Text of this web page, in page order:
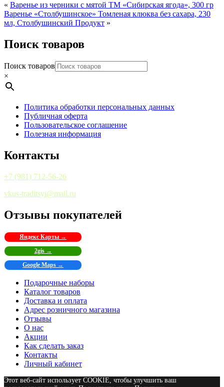
« Варенье из черники с мятой ТМ «Сибирская ягода», 300 гр
Варенье «Столбушинское» Томленая клюква без сахара, 230
мл, Столбушинский Продукт »
Поиск товаров
Поиск товаров
×
Политика обработки персональных данных
Публичная оферта
Пользовательское соглашение
Полезная информация
Контакты
+7 (981) 712-56-26
vkus-traditsyi@mail.ru
Отзывы покупателей
Яндекс Карты →
2gis →
Google Maps →
Подарочные наборы
Каталог товаров
Доставка и оплата
Адрес розничного магазина
Отзывы
О нас
Акции
Как сделать заказ
Контакты
Личный кабинет
Этот веб-сайт использует COOKIE, чтобы улучшить ваш